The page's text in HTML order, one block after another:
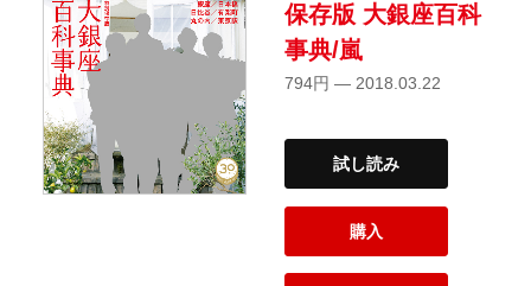
保存版 大銀座百科
事典/嵐
794円 — 2018.03.22
試し読み
購入